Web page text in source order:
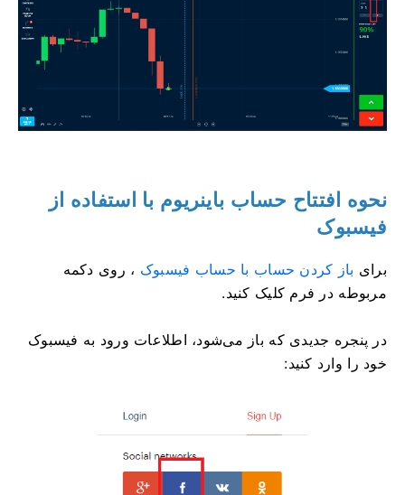
نحوه افتتاح حساب باینریوم با استفاده از
فیسبوک
برای باز کردن حساب با حساب فیسبوک ، روی دکمه
مربوطه در فرم کلیک کنید.
در پنجره جدیدی که باز می‌شود، اطلاعات ورود به فیسبوک
خود را وارد کنید: